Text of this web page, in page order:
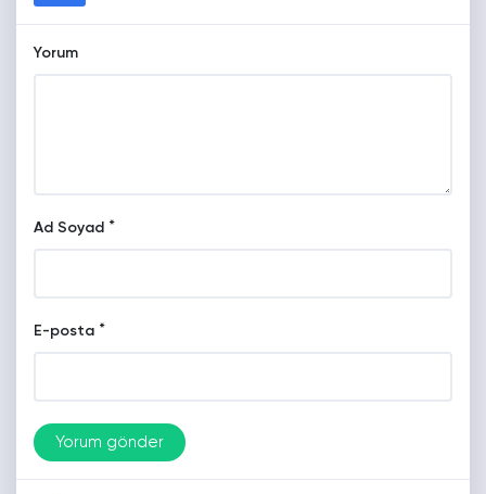
Yorum
Ad Soyad *
E-posta *